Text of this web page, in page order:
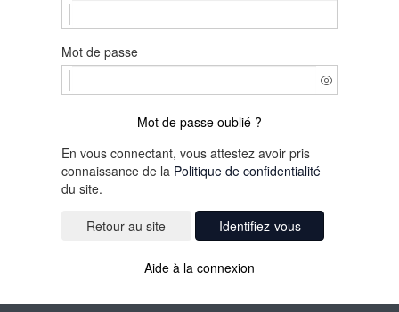
Mot de passe
Mot de passe oublié ?
En vous connectant, vous attestez avoir pris
connaissance de la Politique de confidentialité
du site.
Identifiez-vous
Aide à la connexion